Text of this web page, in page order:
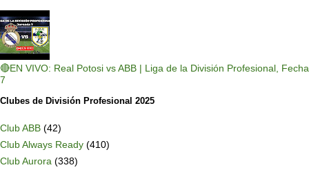
🔴EN VIVO: Real Potosi vs ABB | Liga de la División Profesional, Fecha
7
Clubes de División Profesional 2025
Club ABB (42)
Club Always Ready (410)
Club Aurora (338)